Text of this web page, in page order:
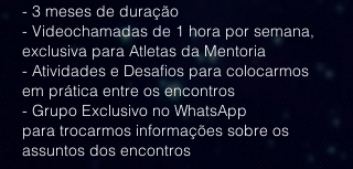
- 3 meses de duração
- Videochamadas de 1 hora por semana,
exclusiva para Atletas da Mentoria
- Atividades e Desafios para colocarmos
em prática entre os encontros
- Grupo Exclusivo no WhatsApp
para trocarmos informações sobre os
assuntos dos encontros